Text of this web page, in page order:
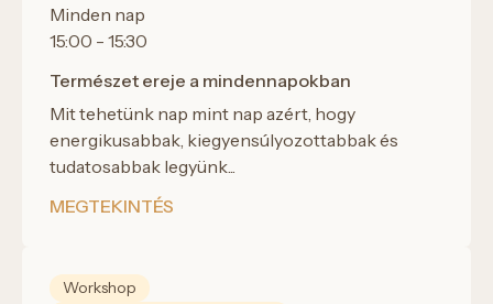
Minden nap
15:00 - 15:30
Természet ereje a mindennapokban
Mit tehetünk nap mint nap azért, hogy
energikusabbak, kiegyensúlyozottabbak és
tudatosabbak legyünk...
MEGTEKINTÉS
Workshop